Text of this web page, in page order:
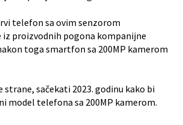
telefon sa ovim senzorom
proizvodnih pogona kompanijne
toga smartfon sa 200MP kamerom
strane, sačekati 2023. godinu kako bi
model telefona sa 200MP kamerom.